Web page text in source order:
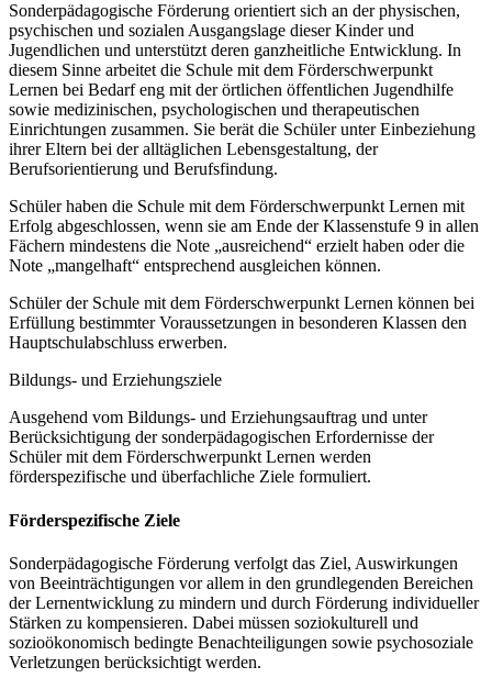
Sonderpädagogische Förderung orientiert sich an der physischen,
psychischen und sozialen Ausgangslage dieser Kinder und
Jugendlichen und unterstützt deren ganzheitliche Entwicklung. In
diesem Sinne arbeitet die Schule mit dem Förderschwerpunkt
Lernen bei Bedarf eng mit der örtlichen öffentlichen Jugendhilfe
sowie medizinischen, psychologischen und therapeutischen
Einrichtungen zusammen. Sie berät die Schüler unter Einbeziehung
ihrer Eltern bei der alltäglichen Lebensgestaltung, der
Berufsorientierung und Berufsfindung.
Schüler haben die Schule mit dem Förderschwerpunkt Lernen mit
Erfolg abgeschlossen, wenn sie am Ende der Klassenstufe 9 in allen
Fächern mindestens die Note „ausreichend“ erzielt haben oder die
Note „mangelhaft“ entsprechend ausgleichen können.
Schüler der Schule mit dem Förderschwerpunkt Lernen können bei
Erfüllung bestimmter Voraussetzungen in besonderen Klassen den
Hauptschulabschluss erwerben.
Bildungs- und Erziehungsziele
Ausgehend vom Bildungs- und Erziehungsauftrag und unter
Berücksichtigung der sonderpädagogischen Erfordernisse der
Schüler mit dem Förderschwerpunkt Lernen werden
förderspezifische und überfachliche Ziele formuliert.
Förderspezifische Ziele
Sonderpädagogische Förderung verfolgt das Ziel, Auswirkungen
von Beeinträchtigungen vor allem in den grundlegenden Bereichen
der Lernentwicklung zu mindern und durch Förderung individueller
Stärken zu kompensieren. Dabei müssen soziokulturell und
sozioökonomisch bedingte Benachteiligungen sowie psychosoziale
Verletzungen berücksichtigt werden.